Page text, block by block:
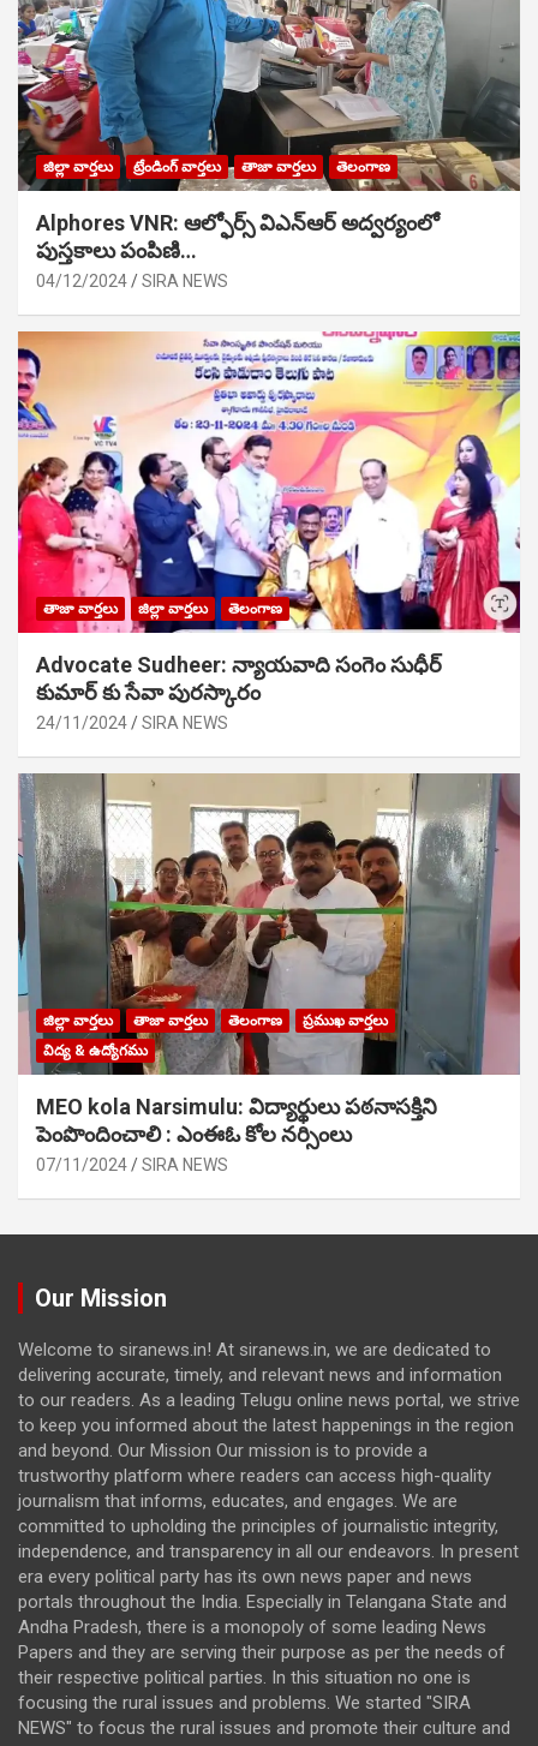
జిల్లా వార్తలు ట్రేండింగ్ వార్తలు తాజా వార్తలు తెలంగాణ
Alphores VNR: ఆల్ఫోర్స్ విఎన్ఆర్ అద్వర్యంలో
పుస్తకాలు పంపిణి…
04/12/2024 SIRA NEWS
తాజా వార్తలు జిల్లా వార్తలు తెలంగాణ
Advocate Sudheer: న్యాయవాది సంగెం సుధీర్
కుమార్ కు సేవా పురస్కారం
24/11/2024 SIRA NEWS
జిల్లా వార్తలు తాజా వార్తలు తెలంగాణ
ప్రముఖ వార్తలు
విద్య & ఉద్యోగము
MEO kola Narsimulu: విద్యార్థులు పఠ‌నాసక్తిని
పెంపొందించాలి : ఎంఈఓ కోల నర్సింలు
07/11/2024 SIRA NEWS
Our Mission
Welcome to siranews.in! At siranews.in, we are dedicated to
delivering accurate, timely, and relevant news and information
to our readers. As a leading Telugu online news portal, we strive
to keep you informed about the latest happenings in the region
and beyond. Our Mission Our mission is to provide a
trustworthy platform where readers can access high-quality
journalism that informs, educates, and engages. We are
committed to upholding the principles of journalistic integrity,
independence, and transparency in all our endeavors. In present
era every political party has its own news paper and news
portals throughout the India. Especially in Telangana State and
Andha Pradesh, there is a monopoly of some leading News
Papers and they are serving their purpose as per the needs of
their respective political parties. In this situation no one is
focusing the rural issues and problems. We started "SIRA
NEWS" to focus the rural issues and promote their culture and